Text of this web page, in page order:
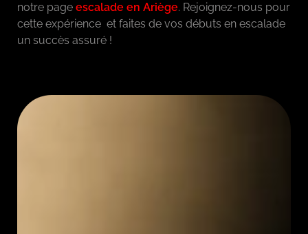
notre page escalade en Ariège. Rejoignez-nous pour
cette expérience et faites de vos débuts en escalade
un succès assuré !